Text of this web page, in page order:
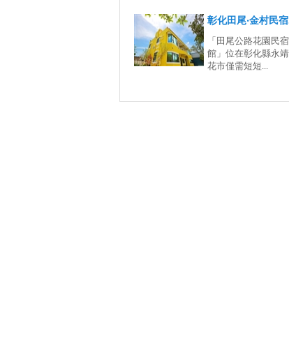
彰化田尾‧金村民
「田尾公路花園民
館」位在彰化縣永
花市僅需短短...